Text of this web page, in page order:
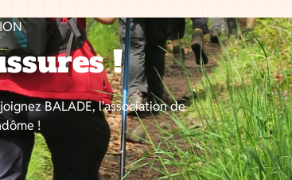
!
BALADE, l'association de
!